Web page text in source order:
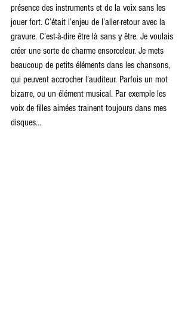
présence des instruments et de la voix sans les
jouer fort. C’était l’enjeu de l’aller-retour avec la
gravure. C’est-à-dire être là sans y être. Je voulais
créer une sorte de charme ensorceleur. Je mets
beaucoup de petits éléments dans les chansons,
qui peuvent accrocher l’auditeur. Parfois un mot
bizarre, ou un élément musical. Par exemple les
voix de filles aimées trainent toujours dans mes
disques...